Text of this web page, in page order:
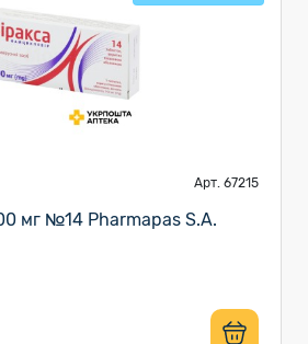
Арт. 67215
мг №14 Pharmapas S.A.